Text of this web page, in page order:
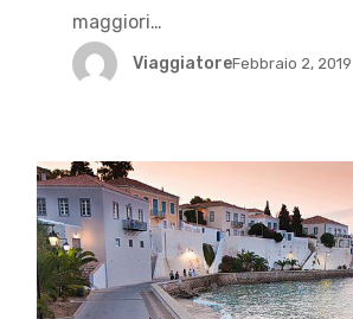
maggiori…
ViaggiatoreFebbraio 2, 2019